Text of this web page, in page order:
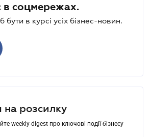
в соцмережах.
бути в курсі усіх бізнес-новин.
на розсилку
weekly-digest про ключові події бізнесу